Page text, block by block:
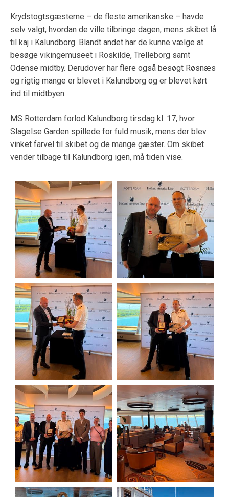
Krydstogtsgæsterne – de fleste amerikanske – havde
selv valgt, hvordan de ville tilbringe dagen, mens skibet lå
til kaj i Kalundborg. Blandt andet har de kunne vælge at
besøge vikingemuseet i Roskilde, Trelleborg samt
Odense midtby. Derudover har flere også besøgt Røsnæs
og rigtig mange er blevet i Kalundborg og er blevet kørt
ind til midtbyen.
MS Rotterdam forlod Kalundborg tirsdag kl. 17, hvor
Slagelse Garden spillede for fuld musik, mens der blev
vinket farvel til skibet og de mange gæster. Om skibet
vender tilbage til Kalundborg igen, må tiden vise.